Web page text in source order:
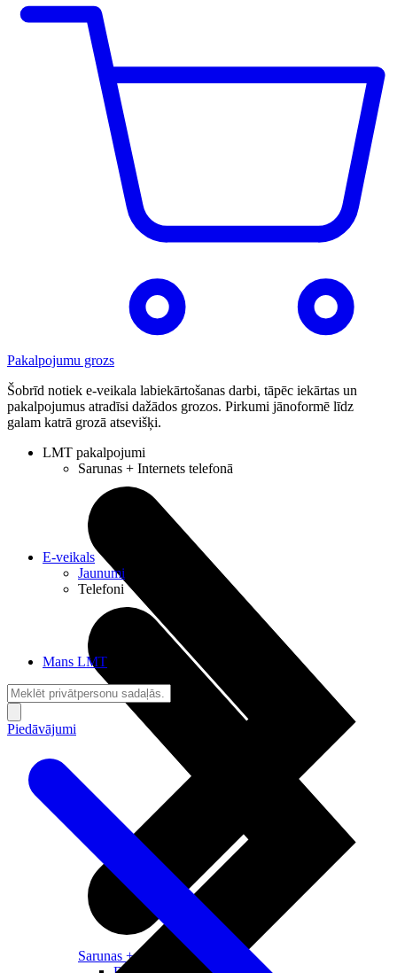
Pakalpojumu grozs
Šobrīd notiek e-veikala labiekārtošanas darbi, tāpēc iekārtas un
pakalpojumus atradīsi dažādos grozos. Pirkumi jānoformē līdz
galam katrā grozā atsevišķi.
LMT pakalpojumi
Sarunas + Internets telefonā
Sarunas + Internets
E-veikals
Jaunumi
Telefoni
Mans LMT
Piedāvājumi